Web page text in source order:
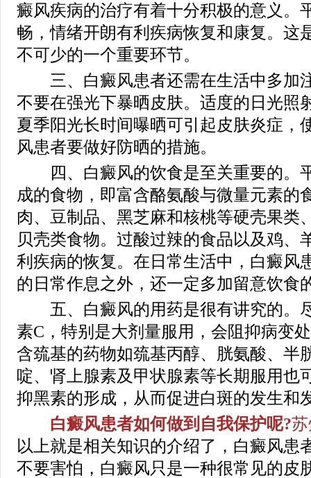
癜风疾病的治疗有着十分积极的意义。
畅，情绪开朗有利疾病恢复和康复。这
不可少的一个重要环节。
三、白癜风患者还需在生活中多加
不要在强光下暴晒皮肤。适度的日光照
夏季阳光长时间曝晒可引起皮肤炎症，
风患者要做好防晒的措施。
四、白癜风的饮食是至关重要的。
成的食物，即富含酪氨酸与微量元素的
肉、豆制品、黑芝麻和核桃等硬壳果类
贝壳类食物。过酸过辣的食品以及鸡、
利疾病的恢复。在日常生活中，白癜风
的日常作息之外，还一定多加留意饮食
五、白癜风的用药是很有讲究的。
素C，特别是大剂量服用，会阻抑病变
含巯基的药物如巯基丙醇、胱氨酸、半
啶、肾上腺素及甲状腺素等长期服用也
抑黑素的形成，从而促进白斑的发生和
白癜风患者如何做到自我保护呢?
以上就是相关知识的介绍了，白癜风患
不要害怕，白癜风只是一种很常见的皮